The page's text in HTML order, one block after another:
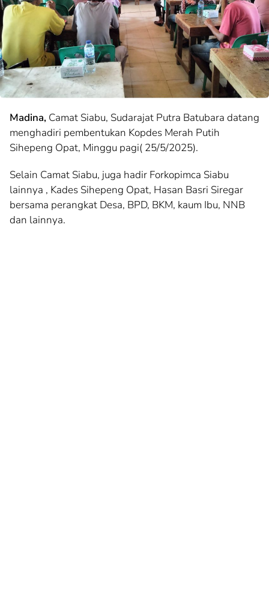
Madina, Camat Siabu, Sudarajat Putra Batubara datang
menghadiri pembentukan Kopdes Merah Putih
Sihepeng Opat, Minggu pagi( 25/5/2025).
Selain Camat Siabu, juga hadir Forkopimca Siabu
lainnya , Kades Sihepeng Opat, Hasan Basri Siregar
bersama perangkat Desa, BPD, BKM, kaum Ibu, NNB
dan lainnya.